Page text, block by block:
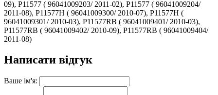
09), P11577 ( 96041009203/ 2011-02), P11577 ( 96041009204/
2011-08), P11577H ( 96041009300/ 2010-07), P11577H (
96041009301/ 2010-03), P11577RB ( 96041009401/ 2010-03),
P11577RB ( 96041009402/ 2010-09), P11577RB ( 96041009404/
2011-08)
Написати відгук
Ваше ім'я: